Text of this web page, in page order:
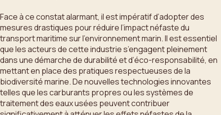
Face à ce constat alarmant, il est impératif d’adopter des
mesures drastiques pour réduire l’impact néfaste du
transport maritime sur l’environnement marin. Il est essentiel
que les acteurs de cette industrie s’engagent pleinement
dans une démarche de durabilité et d’éco-responsabilité, en
mettant en place des pratiques respectueuses de la
biodiversité marine. De nouvelles technologies innovantes
telles que les carburants propres ou les systèmes de
traitement des eaux usées peuvent contribuer